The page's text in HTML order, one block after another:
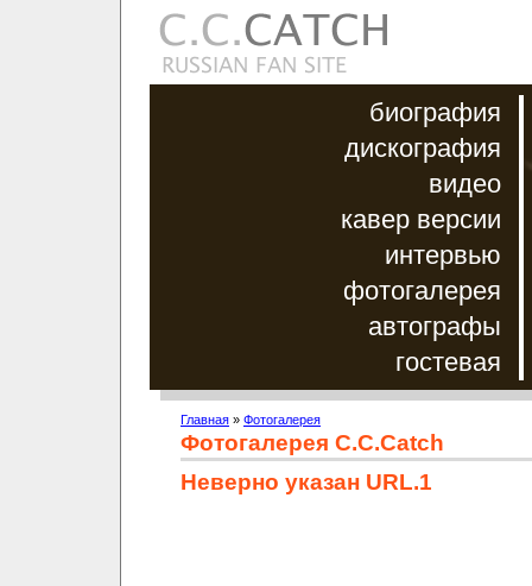
биография
дискография
видео
кавер версии
интервью
фотогалерея
автографы
гостевая
Главная » Фотогалерея
Фотогалерея C.C.Catch
Неверно указан URL.1